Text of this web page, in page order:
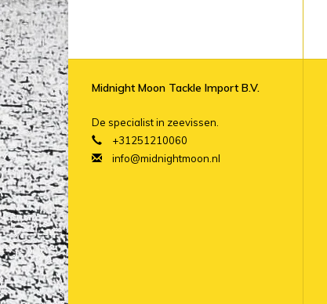
Midnight Moon Tackle Import B.V.
De specialist in zeevissen.
+31251210060
info@midnightmoon.nl